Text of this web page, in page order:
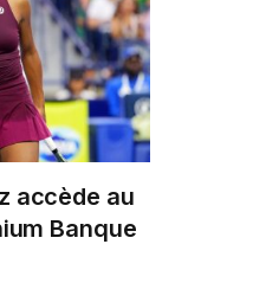
accède au
Banque